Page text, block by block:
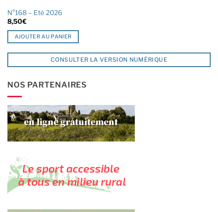
N°168 – Eté 2026
8,50€
AJOUTER AU PANIER
CONSULTER LA VERSION NUMÉRIQUE
NOS PARTENAIRES